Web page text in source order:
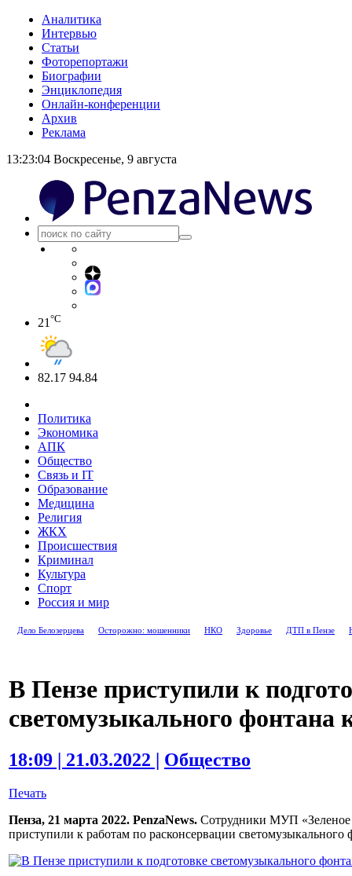
Аналитика
Интервью
Статьи
Фоторепортажи
Биографии
Энциклопедия
Онлайн-конференции
Архив
Реклама
13:23:04 Воскресенье, 9 августа
21 °C
82.17 94.84
Политика
Экономика
АПК
Общество
Связь и IT
Образование
Медицина
Религия
ЖКХ
Происшествия
Криминал
Культура
Спорт
Россия и мир
Дело Белозерцева Осторожно: мошенники НКО Здоровье ДТП в Пензе
В Пензе приступили к
светомузыкального фонтана
18:09 | 21.03.2022 | Общество
Печать
Пенза, 21 марта 2022. PenzaNews. Сотрудники МУП «Зеленое
приступили к работам по расконсервации